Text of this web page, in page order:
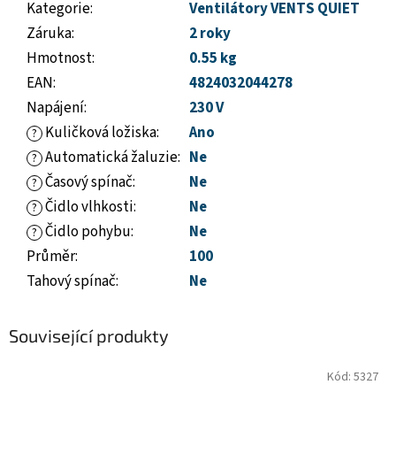
Kategorie:
Ventilátory VENTS QUIET
Záruka:
2 roky
Hmotnost:
0.55 kg
EAN:
4824032044278
Napájení: 230 V
? Kuličková ložiska: Ano
? Automatická žaluzie: Ne
? Časový spínač: Ne
? Čidlo vlhkosti: Ne
? Čidlo pohybu:
Ne
Průměr:
100
Tahový spínač: Ne
Související produkty
Kód: 5327